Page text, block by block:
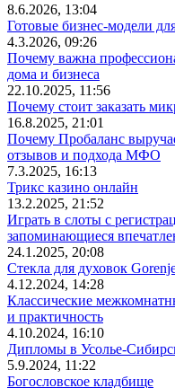
8.6.2026, 13:04
Готовые бизнес-модели
4.3.2026, 09:26
Почему важна
дома и бизнеса
22.10.2025, 11:56
Почему стоит заказать
16.8.2025, 21:01
Почему Пробаланс
отзывов и подхода МФО
7.3.2025, 16:13
Трикс казино онлайн
13.2.2025, 21:52
Играть в слоты с
запоминающиеся
24.1.2025, 20:08
Стекла для духовок
4.12.2024, 14:28
Классические
и практичность
4.10.2024, 16:10
Дипломы в Усолье-
5.9.2024, 11:22
Богословское кладбище